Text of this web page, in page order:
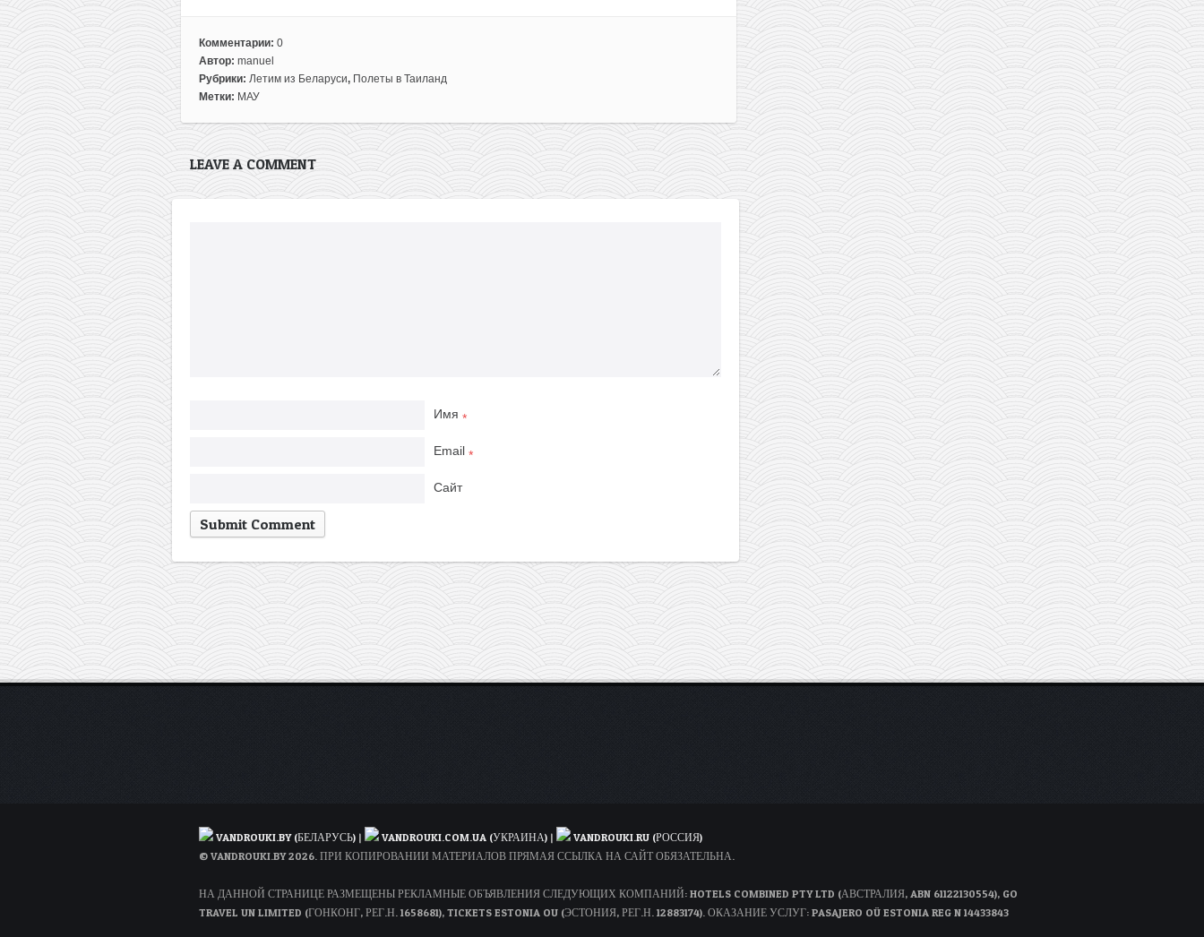
Комментарии: 0
Автор: manuel
Рубрики: Летим из Беларуси, Полеты в Таиланд
Метки: МАУ
LEAVE A COMMENT
Имя *
Email *
Сайт
VANDROUKI.BY (БЕЛАРУСЬ) | VANDROUKI.COM.UA (УКРАИНА) |
VANDROUKI.RU (РОССИЯ)
© VANDROUKI.BY 2026. ПРИ КОПИРОВАНИИ МАТЕРИАЛОВ ПРЯМАЯ ССЫЛКА НА САЙТ ОБЯЗАТЕЛЬНА.
НА ДАННОЙ СТРАНИЦЕ РАЗМЕЩЕНЫ РЕКЛАМНЫЕ ОБЪЯВЛЕНИЯ СЛЕДУЮЩИХ КОМПАНИЙ: HOTELS COMBINED PTY LTD (АВСТРАЛИЯ, ABN 61122130554), GO
TRAVEL UN LIMITED (ГОНКОНГ, РЕГ.Н. 1658681), TICKETS ESTONIA OU (ЭСТОНИЯ, РЕГ.Н. 12883174). ОКАЗАНИЕ УСЛУГ: PASAJERO OÜ ESTONIA REG N 14433843